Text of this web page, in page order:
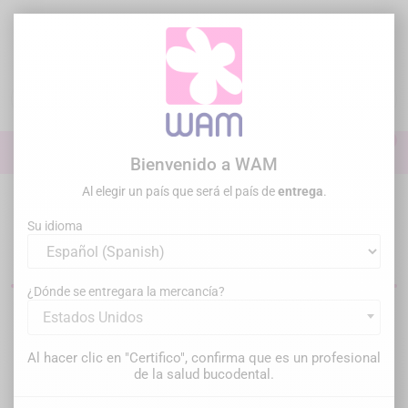
Material de endodoncia
Bienvenido a WAM
Al elegir un país que será el país deentrega.
Su idioma
¿Dónde se entregara la mercancía?
Estados Unidos
Al hacer clic en "Certifico", confirma que es un profesional
de la salud bucodental.